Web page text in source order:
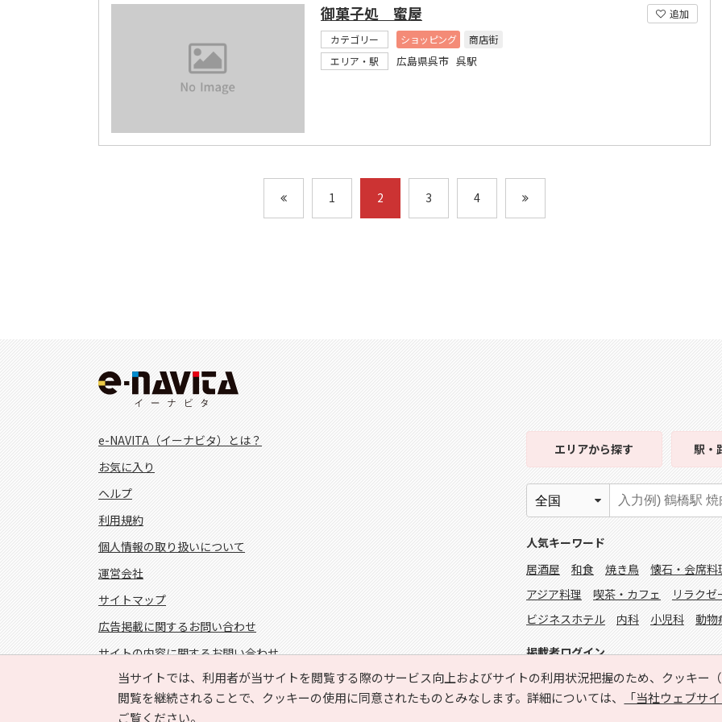
追加
御菓子処 蜜屋
カテゴリー ショッピング
商店街
エリア・駅
広島県呉市 呉駅
1 2 3 4
当サイトでは、利用者が当サイトを閲覧する際のサービス向上およびサイトの利用状況把握のため、クッキー
閲覧を継続されることで、クッキーの使用に同意されたものとみなします。詳細については、
「当社ウェブサ
ご覧ください。
e-NAVITA（イーナビタ）とは？
お気に入り
ヘルプ
利用規約
個人情報の取り扱いについて
運営会社
サイトマップ
広告掲載に関するお問い合わせ
サイトの内容に関するお問い合わせ
エリアから探す 駅・
人気キーワード
居酒屋
和食 焼き鳥 懐石・会席料
アジア料理
喫茶・カフェ リラクゼ
ビジネスホテル
内科 小児科 動物
掲載者ログイン
FOLLOW US!